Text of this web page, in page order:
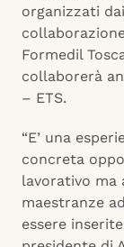
organizzati
Formedil
collaborerà
– ETS.
“E’ una
concreta
lavorativo ma
maestranze
essere